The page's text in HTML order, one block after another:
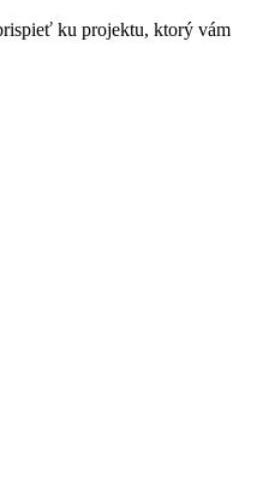
ku projektu, ktorý vám